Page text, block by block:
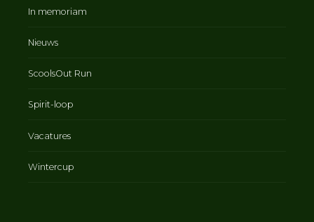
In memoriam
Nieuws
ScoolsOut Run
Spirit-loop
Vacatures
Wintercup